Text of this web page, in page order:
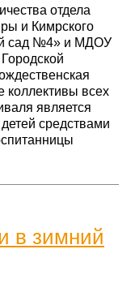
отдела
и Кимрского
сад №4» и МДОУ
коллективы всех
является
средствами
в зимний